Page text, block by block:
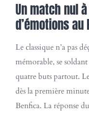
Un match nul
d’émotions
Le classique n’a pas
mémorable, se
quatre buts partout.
dès la première
Benfica. La réponse